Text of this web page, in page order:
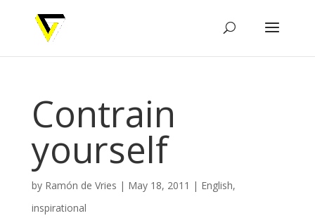
Contrain
yourself
by Ramón de Vries | May 18, 2011 | English,
inspirational